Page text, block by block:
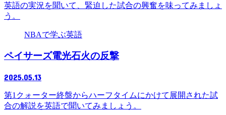
英語の実況を聞いて、緊迫した試合の興奮を味ってみましょ
う。
NBAで学ぶ英語
ペイサーズ電光石火の反撃
2025.05.13
第1クォーター終盤からハーフタイムにかけて展開された試
合の解説を英語で聞いてみましょう。